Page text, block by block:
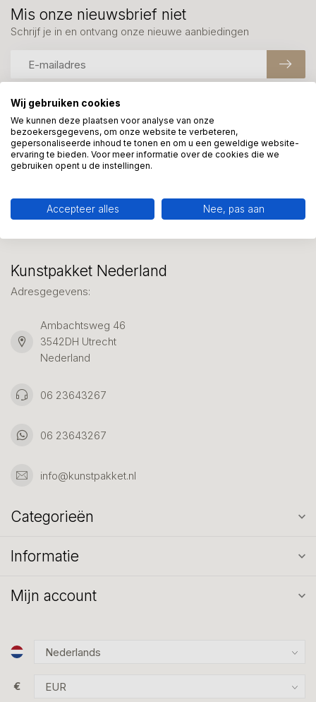
Meer informatie?
We helpen graag met uw keuze of geven advies, bel of app
ons 7 dagen per week: 06-23643267
Mis onze nieuwsbrief niet
Schrijf je in en ontvang onze nieuwe aanbiedingen
Kunstpakket Nederland
Adresgegevens:
Ambachtsweg 46
3542DH Utrecht
Nederland
06 23643267
06 23643267
info@kunstpakket.nl
Categorieën
Informatie
Mijn account
€
Wij gebruiken cookies
We kunnen deze plaatsen voor analyse van onze
bezoekersgegevens, om onze website te verbeteren,
gepersonaliseerde inhoud te tonen en om u een geweldige website-
ervaring te bieden. Voor meer informatie over de cookies die we
gebruiken opent u de instellingen.
Accepteer alles Nee, pas aan